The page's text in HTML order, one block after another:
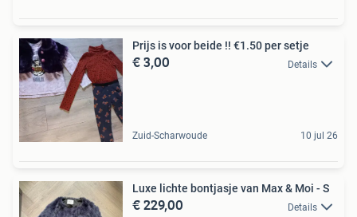
Prijs is voor beide !! €1.50 per setje
€ 3,00 Details
Zuid-Scharwoude 10 jul 26
Luxe lichte bontjasje van Max & Moi - S
€ 229,00 Details